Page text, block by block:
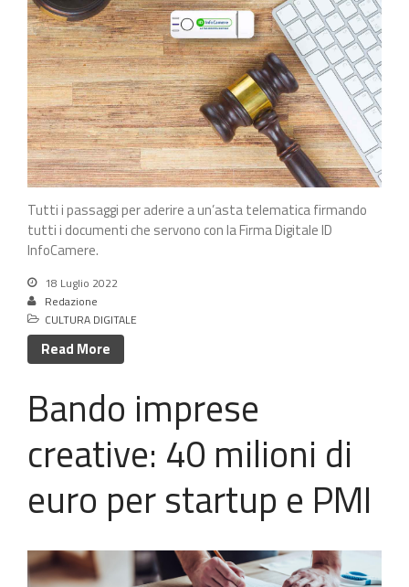
Tutti i passaggi per aderire a un’asta telematica firmando
tutti i documenti che servono con la Firma Digitale ID
InfoCamere.
18 Luglio 2022
Redazione
CULTURA DIGITALE
Read More
Bando imprese
creative: 40 milioni di
euro per startup e PMI